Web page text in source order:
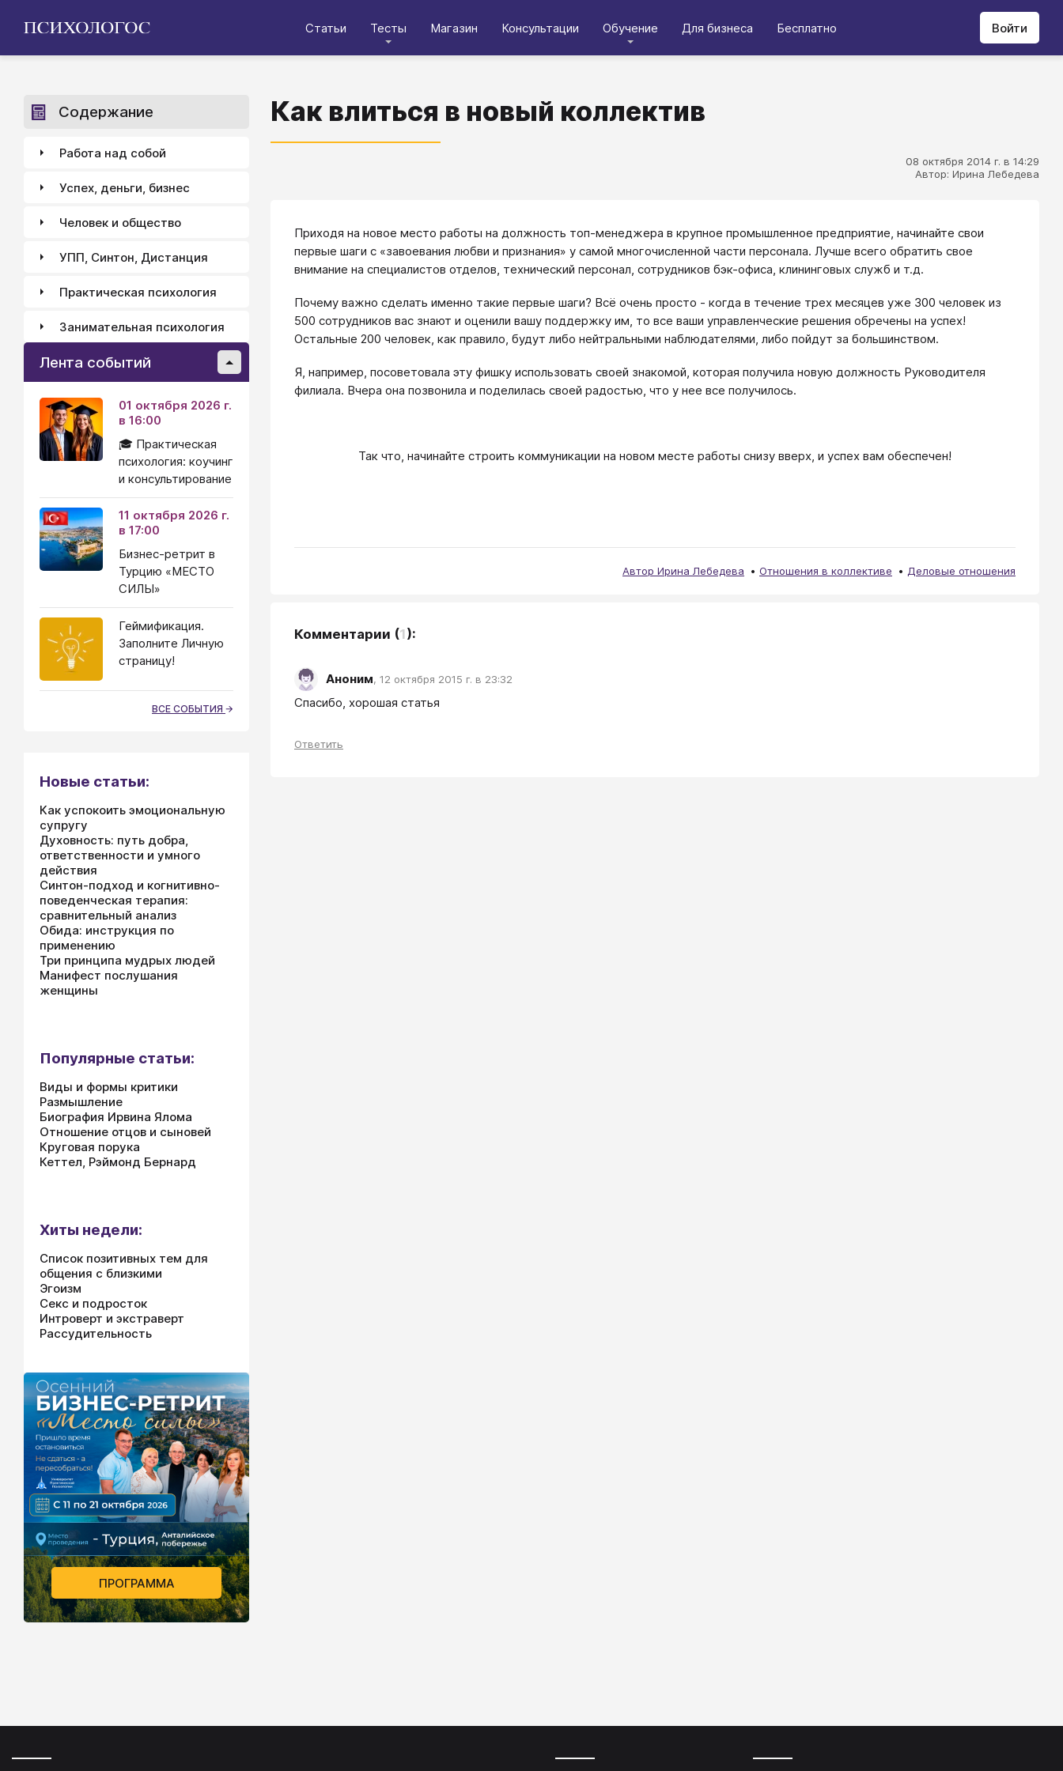
Статьи Тесты Магазин Консультации Обучение Для бизнеса Бесплатно Войти
Как влиться в новый коллектив
08 октября 2014 г. в 14:29
Автор: Ирина Лебедева
Приходя на новое место работы на должность топ-менеджера в крупное промышленное предприятие, начинайте свои
первые шаги с «завоевания любви и признания» у самой многочисленной части персонала. Лучше всего обратить свое
внимание на специалистов отделов, технический персонал, сотрудников бэк-офиса, клининговых служб и т.д.
Почему важно сделать именно такие первые шаги? Всё очень просто - когда в течение трех месяцев уже 300 человек из
500 сотрудников вас знают и оценили вашу поддержку им, то все ваши управленческие решения обречены на успех!
Остальные 200 человек, как правило, будут либо нейтральными наблюдателями, либо пойдут за большинством.
Я, например, посоветовала эту фишку использовать своей знакомой, которая получила новую должность Руководителя
филиала. Вчера она позвонила и поделилась своей радостью, что у нее все получилось.
Так что, начинайте строить коммуникации на новом месте работы снизу вверх, и успех вам обеспечен!
Автор Ирина Лебедева Отношения в коллективе Деловые отношения
Комментарии (1):
Аноним, 12 октября 2015 г. в 23:32
Спасибо, хорошая статья
Ответить
Содержание
Работа над собой
Успех, деньги, бизнес
Человек и общество
УПП, Синтон, Дистанция
Практическая психология
Занимательная психология
Лента событий
01 октября 2026 г.
в 16:00
🎓 Практическая
психология: коучинг
и консультирование
11 октября 2026 г.
в 17:00
Бизнес-ретрит в
Турцию «МЕСТО
СИЛЫ»
Геймификация.
Заполните Личную
страницу!
ВСЕ СОБЫТИЯ
Новые статьи:
Как успокоить эмоциональную
супругу
Духовность: путь добра,
ответственности и умного
действия
Синтон-подход и когнитивно-
поведенческая терапия:
сравнительный анализ
Обида: инструкция по
применению
Три принципа мудрых людей
Манифест послушания
женщины
Популярные статьи:
Виды и формы критики
Размышление
Биография Ирвина Ялома
Отношение отцов и сыновей
Круговая порука
Кеттел, Рэймонд Бернард
Хиты недели:
Список позитивных тем для
общения с близкими
Эгоизм
Секс и подросток
Интроверт и экстраверт
Рассудительность
ПРОГРАММА